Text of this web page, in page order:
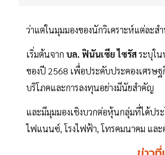
ว่าแต่ในมุมมองของนักวิเคราะห์แต่ละส
เริ่มต้นจาก บล. ฟินันเซีย ไซรัสระบุใน
ของปี 2568 เพื่อประคับประคองเศรษ
บริโภคและการลงทุนอย่างมีนัยสำคัญ
และมีมุมมองเชิงบวกต่อหุ้นกลุ่มที่ได้ปร
ไฟแนนซ์, โรงไฟฟ้า, โทรคมนาคม แล